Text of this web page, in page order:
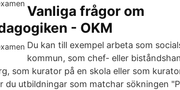
Vanliga frågor om
- OKM
Du kan till exempel arbeta som
kommun, som chef- eller
som kurator på en skola eller som
du utbildningar som matchar sökningen